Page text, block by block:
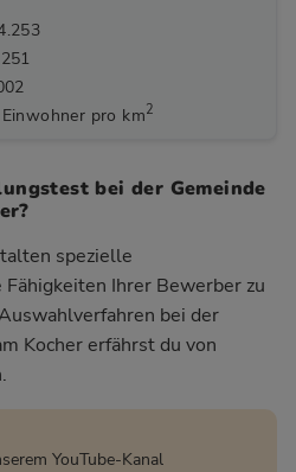
pro km2
bei der Gemeinde
spezielle
Ihrer Bewerber zu
bei der
Kochererfährst du von
YouTube-Kanal